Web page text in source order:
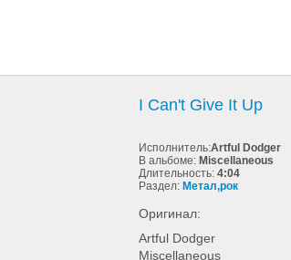
I Can't Give It Up
Исполнитель:Artful Dodger
В альбоме: Miscellaneous
Длительность: 4:04
Раздел: Метал,рок
Оригинал:
Artful Dodger
Miscellaneous